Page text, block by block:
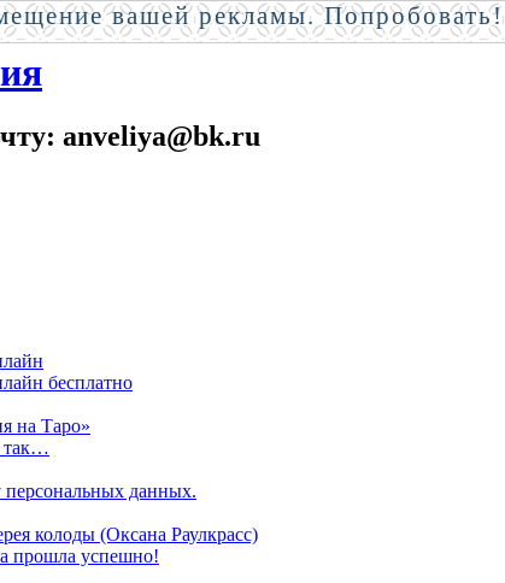
anveliya@bk.ru
бесплатно
на Таро»
так…
персональных данных.
колоды (Оксана Раулкрасс)
прошла успешно!
вашей рекламы. Попробовать!